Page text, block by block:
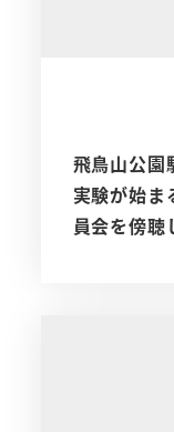
飛鳥山公園
実験が始ま
員会を傍聴